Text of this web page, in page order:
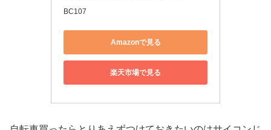
BC107
Amazonで見る
楽天市場で見る